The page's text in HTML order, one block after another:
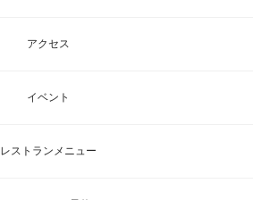
アクセス
イベント
レストランメニュー